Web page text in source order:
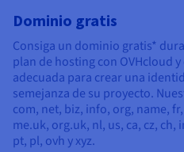
Dominio gratis
Consiga un dominio gratis*
plan de hosting con OVHcloud
adecuada para crear una
semejanza de su proyecto.
com, net, biz, info, org, name,
me.uk, org.uk, nl, us, ca, cz, ch,
pt, pl, ovh y xyz.